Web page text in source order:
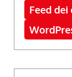
Feed